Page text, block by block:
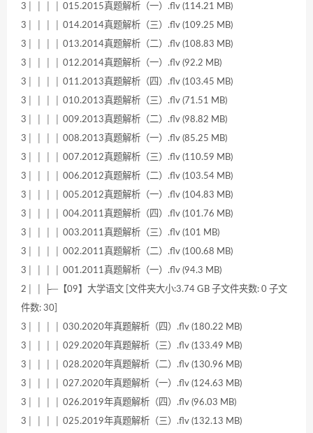
3│ │ │ │ 015.2015真题解析（一）.flv (114.21 MB)
3│ │ │ │ 014.2014真题解析（三）.flv (109.25 MB)
3│ │ │ │ 013.2014真题解析（二）.flv (108.83 MB)
3│ │ │ │ 012.2014真题解析（一）.flv (92.2 MB)
3│ │ │ │ 011.2013真题解析（四）.flv (103.45 MB)
3│ │ │ │ 010.2013真题解析（三）.flv (71.51 MB)
3│ │ │ │ 009.2013真题解析（二）.flv (98.82 MB)
3│ │ │ │ 008.2013真题解析（一）.flv (85.25 MB)
3│ │ │ │ 007.2012真题解析（三）.flv (110.59 MB)
3│ │ │ │ 006.2012真题解析（二）.flv (103.54 MB)
3│ │ │ │ 005.2012真题解析（一）.flv (104.83 MB)
3│ │ │ │ 004.2011真题解析（四）.flv (101.76 MB)
3│ │ │ │ 003.2011真题解析（三）.flv (101 MB)
3│ │ │ │ 002.2011真题解析（二）.flv (100.68 MB)
3│ │ │ │ 001.2011真题解析（一）.flv (94.3 MB)
2│ │ ├─【09】大学语文 [文件夹大小:3.74 GB 子文件夹数: 0 子文
件数: 30]
3│ │ │ │ 030.2020年真题解析（四）.flv (180.22 MB)
3│ │ │ │ 029.2020年真题解析（三）.flv (133.49 MB)
3│ │ │ │ 028.2020年真题解析（二）.flv (130.96 MB)
3│ │ │ │ 027.2020年真题解析（一）.flv (124.63 MB)
3│ │ │ │ 026.2019年真题解析（四）.flv (96.03 MB)
3│ │ │ │ 025.2019年真题解析（三）.flv (132.13 MB)